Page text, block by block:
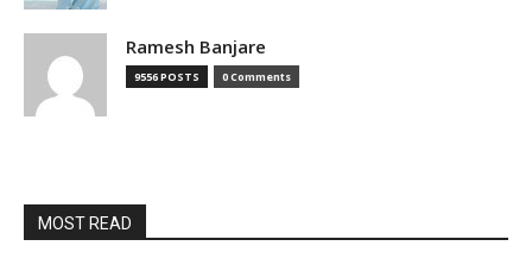
Ramesh Banjare
9556 POSTS 0 Comments
MOST READ